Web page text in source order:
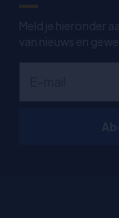
Meld je hieronder
van nieuws en